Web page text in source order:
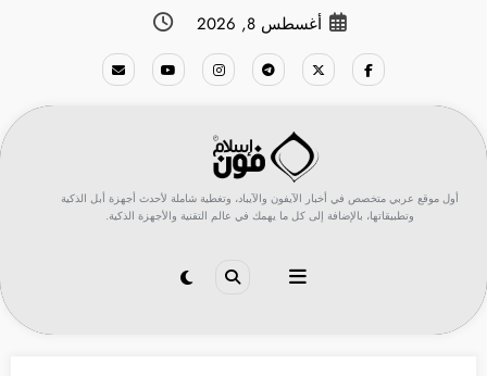
أغسطس 8, 2026
أول موقع عربي متخصص في أخبار الآيفون والآيباد، وتغطية شاملة لأحدث أجهزة أبل الذكية
وتطبيقاتها، بالإضافة إلى كل ما يهمك في عالم التقنية والأجهزة الذكية.